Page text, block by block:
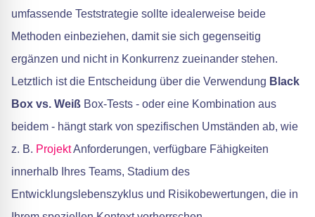
umfassende Teststrategie sollte idealerweise beide
Methoden einbeziehen, damit sie sich gegenseitig
ergänzen und nicht in Konkurrenz zueinander stehen.
Letztlich ist die Entscheidung über die Verwendung Black
Box vs. Weiß Box-Tests - oder eine Kombination aus
beidem - hängt stark von spezifischen Umständen ab, wie
z. B. ProjektAnforderungen, verfügbare Fähigkeiten
innerhalb Ihres Teams, Stadium des
Entwicklungslebenszyklus und Risikobewertungen, die in